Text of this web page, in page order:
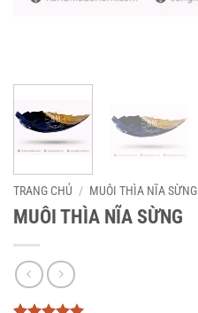
TRANG CHỦ / MUÔI THÌA NĨA SỪNG
MUÔI THÌA NĨA SỪNG